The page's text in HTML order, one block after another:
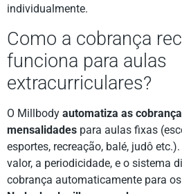
individualmente.
Como a cobrança
funciona para aulas
extracurriculares?
O Millbody automatiza as
mensalidades para aulas fixas
esportes, recreação, balé, judô
valor, a periodicidade, e o sistema
cobrança automaticamente para